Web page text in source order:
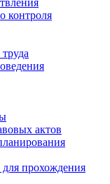
контроля
актов
прохождения